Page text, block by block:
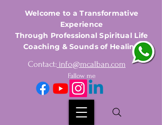
Welcome to a Transformative
Experience
Through Professional Spiritual Life
Coaching & Sounds of Healing
Contact: info@mcalban.com
Fallow me